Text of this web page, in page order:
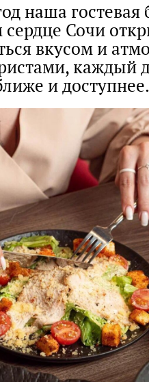
наша гостевая
сердце Сочи
вкусом и
каждый
и доступнее.